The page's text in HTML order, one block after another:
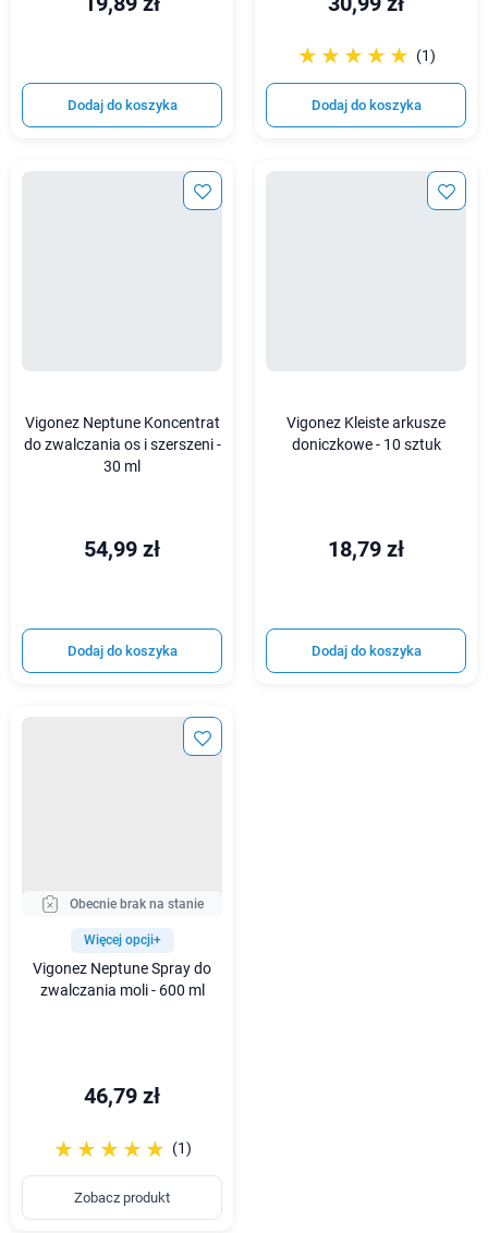
Dodaj do koszyka
☆☆☆☆☆
★★★★★ (1)
Dodaj do koszyka
Vigonez Neptune Koncentrat
do zwalczania os i szerszeni -
30 ml
54,99 zł
Dodaj do koszyka
Vigonez Kleiste arkusze
doniczkowe - 10 sztuk
18,79 zł
Dodaj do koszyka
Obecnie brak na stanie
Więcej opcji+
Vigonez Neptune Spray do
zwalczania moli - 600 ml
46,79 zł
☆☆☆☆☆
★★★★★ (1)
Zobacz produkt